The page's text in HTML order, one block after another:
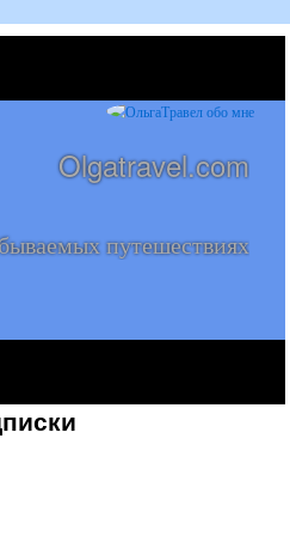
Olgatravel.com
путешествиях